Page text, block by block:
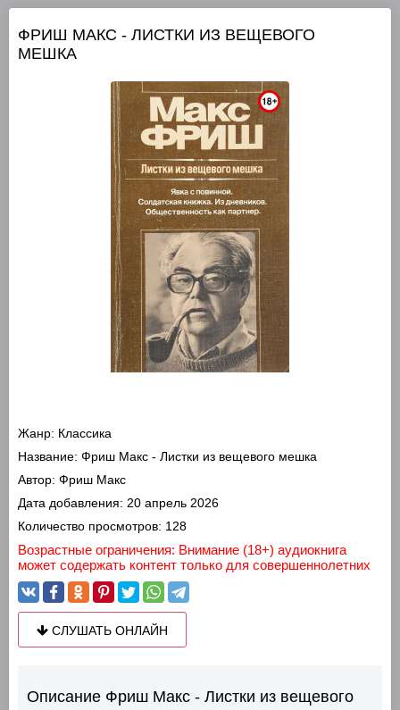
ФРИШ МАКС - ЛИСТКИ ИЗ ВЕЩЕВОГО
МЕШКА
Жанр: Классика
Название: Фриш Макс - Листки из вещевого мешка
Автор: Фриш Макс
Дата добавления: 20 апрель 2026
Количество просмотров: 128
Возрастные ограничения: Внимание (18+) аудиокнига
может содержать контент только для совершеннолетних
СЛУШАТЬ ОНЛАЙН
Описание Фриш Макс - Листки из вещевого